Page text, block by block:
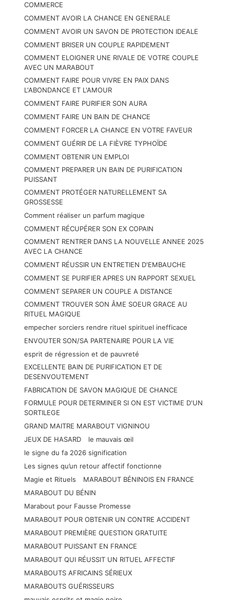
COMMERCE
COMMENT AVOIR LA CHANCE EN GENERALE
COMMENT AVOIR UN SAVON DE PROTECTION IDEALE
COMMENT BRISER UN COUPLE RAPIDEMENT
COMMENT ELOIGNER UNE RIVALE DE VOTRE COUPLE
AVEC UN MARABOUT
COMMENT FAIRE POUR VIVRE EN PAIX DANS
L'ABONDANCE ET L'AMOUR
COMMENT FAIRE PURIFIER SON AURA
COMMENT FAIRE UN BAIN DE CHANCE
COMMENT FORCER LA CHANCE EN VOTRE FAVEUR
COMMENT GUÉRIR DE LA FIÈVRE TYPHOÏDE
COMMENT OBTENIR UN EMPLOI
COMMENT PREPARER UN BAIN DE PURIFICATION
PUISSANT
COMMENT PROTÉGER NATURELLEMENT SA
GROSSESSE
Comment réaliser un parfum magique
COMMENT RÉCUPÉRER SON EX COPAIN
COMMENT RENTRER DANS LA NOUVELLE ANNEE 2025
AVEC LA CHANCE
COMMENT RÉUSSIR UN ENTRETIEN D'EMBAUCHE
COMMENT SE PURIFIER APRES UN RAPPORT SEXUEL
COMMENT SEPARER UN COUPLE A DISTANCE
COMMENT TROUVER SON ÂME SOEUR GRACE AU
RITUEL MAGIQUE
empecher sorciers rendre rituel spirituel inefficace
ENVOUTER SON/SA PARTENAIRE POUR LA VIE
esprit de régression et de pauvreté
EXCELLENTE BAIN DE PURIFICATION ET DE
DESENVOUTEMENT
FABRICATION DE SAVON MAGIQUE DE CHANCE
FORMULE POUR DETERMINER SI ON EST VICTIME D'UN
SORTILEGE
GRAND MAITRE MARABOUT VIGNINOU
JEUX DE HASARD
le mauvais œil
le signe du fa 2026 signification
Les signes qu’un retour affectif fonctionne
Magie et Rituels
MARABOUT BÉNINOIS EN FRANCE
MARABOUT DU BÉNIN
Marabout pour Fausse Promesse
MARABOUT POUR OBTENIR UN CONTRE ACCIDENT
MARABOUT PREMIÈRE QUESTION GRATUITE
MARABOUT PUISSANT EN FRANCE
MARABOUT QUI RÉUSSIT UN RITUEL AFFECTIF
MARABOUTS AFRICAINS SÉRIEUX
MARABOUTS GUÉRISSEURS